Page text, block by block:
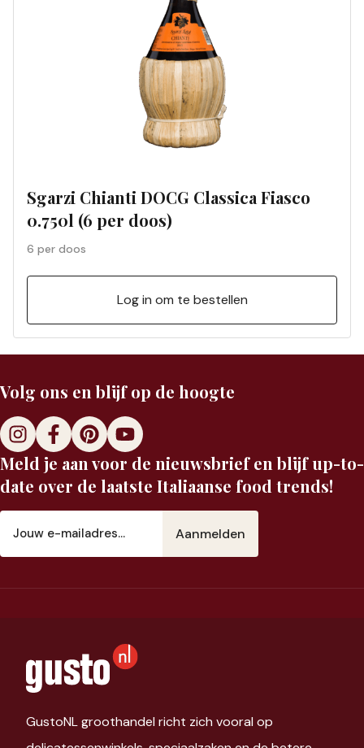
Sgarzi Chianti DOCG Classica Fiasco
0.750l (6 per doos)
6 per doos
Log in om te bestellen
Volg ons en blijf op de hoogte
Meld je aan voor de nieuwsbrief en blijf up-to-
date over de laatste Italiaanse food trends!
mailadres
GustoNL groothandel richt zich vooral op